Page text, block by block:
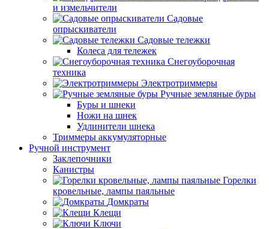
и измельчители
Садовые
опрыскиватели
Садовые тележки
Колеса для тележек
Снегоуборочная
техника
Электротриммеры
Ручные земляные буры
Буры и шнеки
Ножи на шнек
Удлинители шнека
Триммеры аккумуляторные
Ручной инструмент
Заклепочники
Канистры
Горелки
кровельные, лампы паяльные
Домкраты
Клещи
Ключи